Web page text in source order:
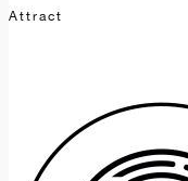
Attract